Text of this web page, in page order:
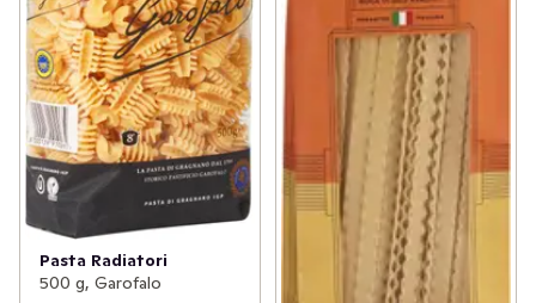
Pasta Radiatori
500 g, Garofalo